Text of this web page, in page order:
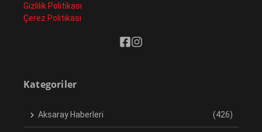
Gizlilik Politikası
Çerez Politikası
Kategoriler
Aksaray Haberleri (426)